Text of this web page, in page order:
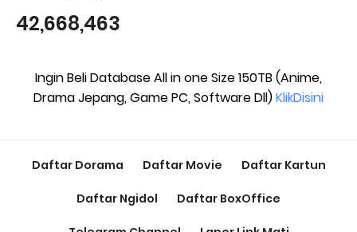
42,668,463
Ingin Beli Database All in one Size 150TB (Anime,
Drama Jepang, Game PC, Software Dll)KlikDisini
Daftar Dorama Daftar Movie Daftar Kartun
Daftar Ngidol Daftar BoxOffice